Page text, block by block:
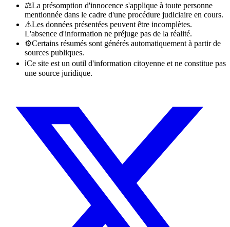
⚖La présomption d'innocence s'applique à toute personne
mentionnée dans le cadre d'une procédure judiciaire en cours.
⚠Les données présentées peuvent être incomplètes.
L'absence d'information ne préjuge pas de la réalité.
⚙Certains résumés sont générés automatiquement à partir de
sources publiques.
ℹCe site est un outil d'information citoyenne et ne constitue pas
une source juridique.